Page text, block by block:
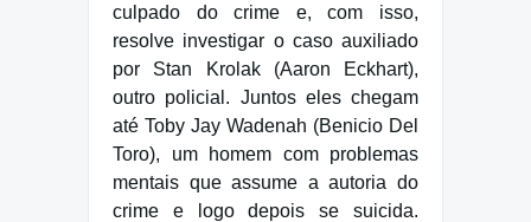
culpado do crime e, com isso,
resolve investigar o caso auxiliado
por Stan Krolak (Aaron Eckhart),
outro policial. Juntos eles chegam
até Toby Jay Wadenah (Benicio Del
Toro), um homem com problemas
mentais que assume a autoria do
crime e logo depois se suicida.